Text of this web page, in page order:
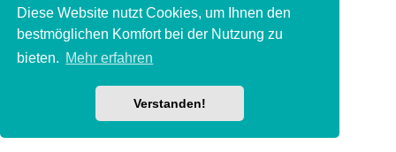
Diese Website nutzt Cookies, um Ihnen den
bestmöglichen Komfort bei der Nutzung zu
bieten. Mehr erfahren
Verstanden!